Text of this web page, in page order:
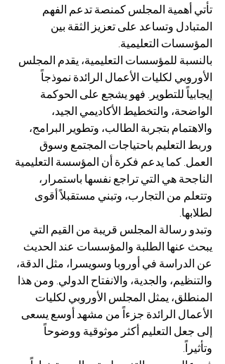
تأتي أهمية المجلس كمنصة تدعم الفهم
المتبادل وتساعد على تعزيز الثقة بين
المؤسسات التعليمية.
بالنسبة للمؤسسات التعليمية، يقدم المجلس
الأوروبي لكليات الأعمال الرائدة نموذجاً
إيجابياً للتطوير. فهو يشجع على الحوكمة
الواضحة، والتخطيط الأكاديمي الجيد،
والاهتمام بتجربة الطالب، وتطوير البرامج،
وربط التعليم باحتياجات المجتمع وسوق
العمل. كما يدعم فكرة أن المؤسسة التعليمية
الناجحة هي التي تراجع نفسها باستمرار،
وتتعلم من التجارب، وتبني مستقبلاً أقوى
لطلابها.
وتبدو رسالة المجلس قريبة من القيم التي
يبحث عنها الطلبة والمؤسسات عند الحديث
عن الدراسة في أوروبا وسويسرا، مثل الدقة،
والتنظيم، والجدية، والانفتاح الدولي. ومن هذا
المنطلق، يمثل المجلس الأوروبي لكليات
الأعمال الرائدة جزءاً من مشهد أوسع يسعى
إلى جعل التعليم أكثر موثوقية ووضوحاً
وتأثيراً.